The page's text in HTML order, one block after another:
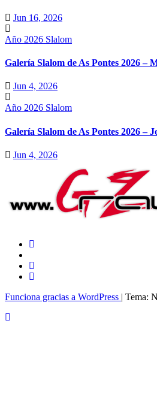
Jun 16, 2026
Año 2026 Slalom
Galería Slalom de As Pontes 2026 –
Jun 4, 2026
Año 2026 Slalom
Galería Slalom de As Pontes 2026 –
Jun 4, 2026
Funciona gracias a WordPress | Tema: